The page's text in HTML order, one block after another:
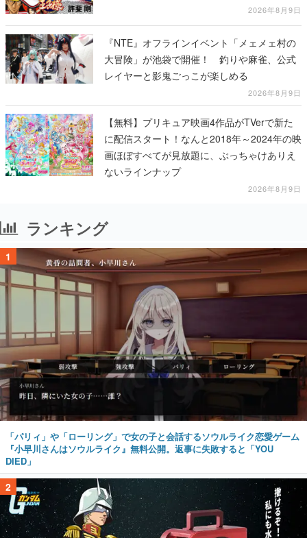
2026年8月9日
『NTE』オフラインイベント「メェメェ村の
大冒険」が池袋で開催！ 釣りや麻雀、公式
レイヤーと影鬼ごっこが楽しめる
2026年8月9日
【無料】プリキュア映画4作品がTVerで新た
に配信スタート！なんと2018年～2024年の映
画ほぼすべてが見放題に、ぶっちゃけありえ
ないラインナップ
2026年8月9日
ランキング
1
「パリィ」や「ローリング」で女の子と会話するソウルライク恋愛ゲーム
『小早川さんはソウルライク』無料公開。返事に失敗すると「YOU
DIED」
2